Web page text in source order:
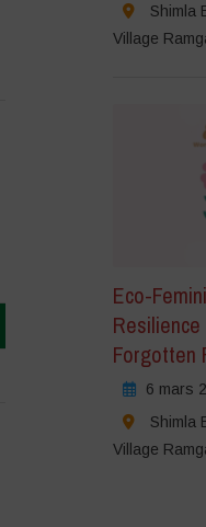
Shimla
Village
Eco-
Forgotten
6 mars
Shimla
Village